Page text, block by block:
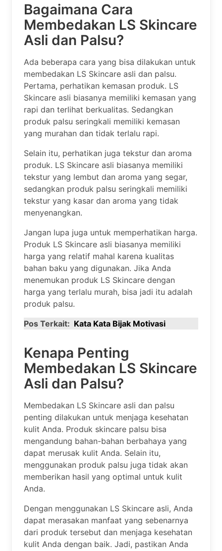
Bagaimana Cara
Membedakan LS Skincare
Asli dan Palsu?
Ada beberapa cara yang bisa dilakukan untuk
membedakan LS Skincare asli dan palsu.
Pertama, perhatikan kemasan produk. LS
Skincare asli biasanya memiliki kemasan yang
rapi dan terlihat berkualitas. Sedangkan
produk palsu seringkali memiliki kemasan
yang murahan dan tidak terlalu rapi.
Selain itu, perhatikan juga tekstur dan aroma
produk. LS Skincare asli biasanya memiliki
tekstur yang lembut dan aroma yang segar,
sedangkan produk palsu seringkali memiliki
tekstur yang kasar dan aroma yang tidak
menyenangkan.
Jangan lupa juga untuk memperhatikan harga.
Produk LS Skincare asli biasanya memiliki
harga yang relatif mahal karena kualitas
bahan baku yang digunakan. Jika Anda
menemukan produk LS Skincare dengan
harga yang terlalu murah, bisa jadi itu adalah
produk palsu.
Pos Terkait: Kata Kata Bijak Motivasi
Kenapa Penting
Membedakan LS Skincare
Asli dan Palsu?
Membedakan LS Skincare asli dan palsu
penting dilakukan untuk menjaga kesehatan
kulit Anda. Produk skincare palsu bisa
mengandung bahan-bahan berbahaya yang
dapat merusak kulit Anda. Selain itu,
menggunakan produk palsu juga tidak akan
memberikan hasil yang optimal untuk kulit
Anda.
Dengan menggunakan LS Skincare asli, Anda
dapat merasakan manfaat yang sebenarnya
dari produk tersebut dan menjaga kesehatan
kulit Anda dengan baik. Jadi, pastikan Anda